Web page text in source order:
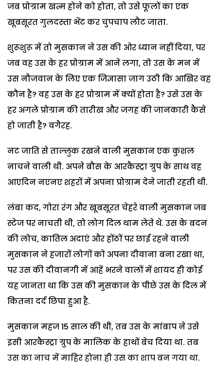
जब प्रोग्राम खत्म होने को होता, तो उसे फूलों का एक
खूबसूरत गुलदस्ता भेंट कर चुपचाप लौट जाता.
शुरूशुरू में तो मुसकान ने उस की ओर ध्यान नहीं दिया, पर
जब वह उस के हर प्रोग्राम में आने लगा, तो उस के मन में
उस नौजवान के लिए एक जिज्ञासा जाग उठी कि आखिर वह
कौन है? वह उस के हर प्रोग्राम में क्यों होता है? उसे उस के
हर अगले प्रोग्राम की तारीख और जगह की जानकारी कैसे
हो जाती है? वगैरह.
नट जाति से ताल्लुक रखने वाली मुसकान एक कुशल
नाचने वाली थी. अपने बौस के आरकैस्ट्रा ग्रुप के साथ वह
आएदिन नएनए शहरों में अपना प्रोग्राम देने जाती रहती थी.
लंबा कद, गोरा रंग और खूबसूरत चेहरे वाली मुसकान जब
स्टेज पर नाचती थी, तो लोग दिल थाम लेते थे. उस के बदन
की लोच, कातिल अदाएं और होंठों पर छाई रहने वाली
मुसकान ने हजारों लोगों को अपना दीवाना बना रखा था,
पर उस की दीवानगी में आहें भरने वालों में शायद ही कोई
यह जानता था कि उस की मुसकान के पीछे उस के दिल में
कितना दर्द छिपा हुआ है.
मुसकान महज 15 साल की थी, तब उस के मांबाप ने उसे
इसी आरकैस्ट्रा ग्रुप के मालिक के हाथों बेच दिया था. तब
उस का नाच में माहिर होना ही उस का शाप बन गया था.